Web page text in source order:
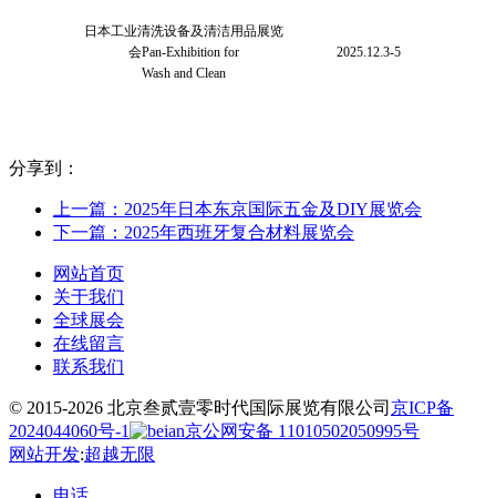
日本工业清洗设备及清洁用品展览
会Pan-Exhibition for
Wash and Clean
2025.12.3-5
分享到：
上一篇：2025年日本东京国际五金及DIY展览会
下一篇：2025年西班牙复合材料展览会
网站首页
关于我们
全球展会
在线留言
联系我们
© 2015-2026 北京叁贰壹零时代国际展览有限公司 京ICP备
2024044060号-1
京公网安备 11010502050995号
网站开发:超越无限